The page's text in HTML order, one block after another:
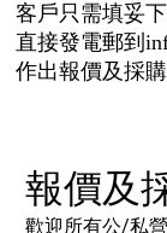
客戶只需填妥
直接發電郵到
作出報價及採購